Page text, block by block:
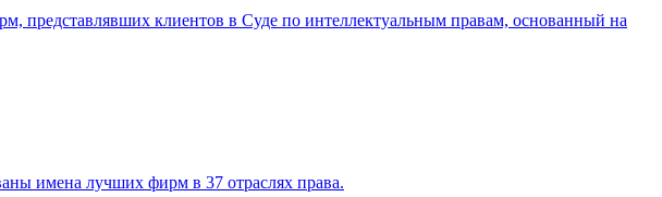
представлявших клиентов в Суде по интеллектуальным правам, основанный на
имена лучших фирм в 37 отраслях права.